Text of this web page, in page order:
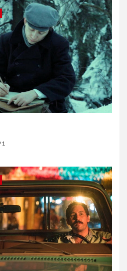
1